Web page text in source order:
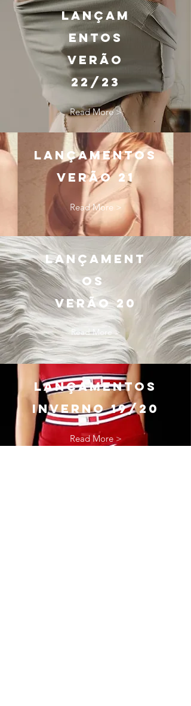
LANÇAM
ENTOS
VERÃO
22/23
Read More >
lançamentos
verão 21
Read More >
LANÇAMENT
OS
verão 20
Read More >
LANÇAMENTOS
INVERNO 19/20
Read More >